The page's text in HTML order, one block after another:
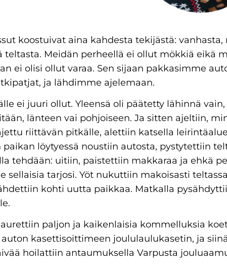
koostuivat aina kahdesta tekijästä: vanhasta,
teltasta. Meidän perheellä ei ollut mökkiä eikä
ei olisi ollut varaa. Sen sijaan pakkasimme
ja lähdimme ajelemaan.
ei juuri ollut. Yleensä oli päätetty lähinnä vain,
länteen vai pohjoiseen. Ja sitten ajeltiin,
riittävän pitkälle, alettiin katsella
löytyessä noustiin autosta, pystytettiin
tehdään: uitiin, paistettiin makkaraa ja ehkä
sellaisia tarjosi. Yöt nukuttiin makoisasti
kohti uutta paikkaa. Matkalla
paljon ja kaikenlaisia kommelluksia
kasettisoittimeen joululaulukasetin, ja
hoilattiin antaumuksella Varpusta